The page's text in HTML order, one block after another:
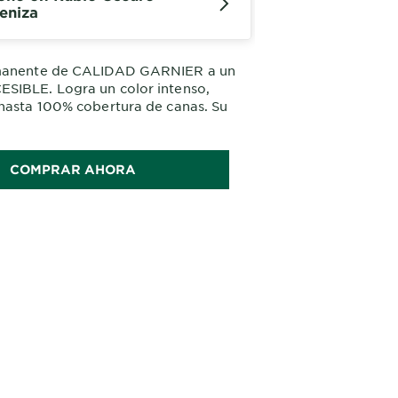
de CALIDAD GARNIER a un
Logra un color intenso,
100% cobertura de canas. Su
con aceites de flores y
y disfruta de hasta 10 semanas de
con un agradable perfume floral
COMPRAR AHORA